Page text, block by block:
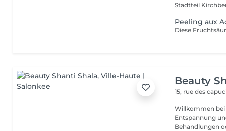
Stadtteil
Peeling aux
Beauty
15, rue des
Willkommen bei
Entspannung und
Behandlungen